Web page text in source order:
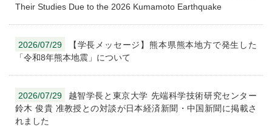
Their Studies Due to the 2026 Kumamoto Earthquake
2026/07/29
【学長メッセージ】熊本県熊本地方で発生した
「令和8年熊本地震」について
2026/07/29
越智学長と東京大学 先端科学技術研究センター
鈴木 俊貴 准教授との対談が日本経済新聞・中国新聞に掲載さ
れました